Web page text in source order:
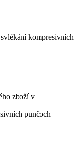
kompresivních
zboží v
punčoch